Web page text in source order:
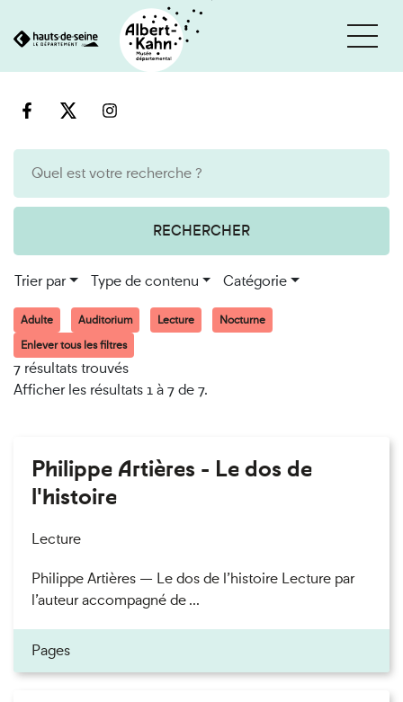
au
RECHERCHER
Trier par Type de contenu Catégorie
Adulte Auditorium Lecture
Nocturne
Enlever tous les filtres
7 résultats trouvés
Afficher les résultats 1 à 7 de 7.
Philippe Artières - Le dos de
l'histoire
Lecture
Philippe Artières — Le dos de l’histoire Lecture par
l’auteur accompagné de ...
Pages
Cookies et traceurs utilisés sur ce site